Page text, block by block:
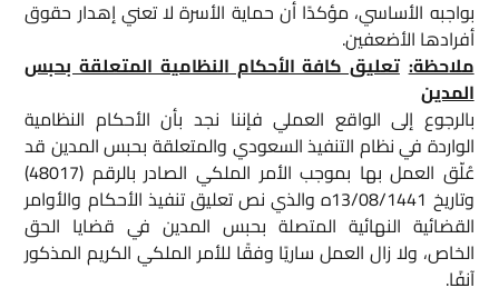
بواجبه الأساسي، مؤكدًا أن حماية الأسرة لا تعني إهدار حقوق
أفرادها الأضعفين.
ملاحظة: تعليق كافة الأحكام النظامية المتعلقة بحبس
المدين
بالرجوع إلى الواقع العملي فإننا نجد بأن الأحكام النظامية
الواردة في نظام التنفيذ السعودي والمتعلقة بحبس المدين قد
عُلّق العمل بها بموجب الأمر الملكي الصادر بالرقم (48017)
وتاريخ 13/08/1441ه والذي نص تعليق تنفيذ الأحكام والأوامر
القضائية النهائية المتصلة بحبس المدين في قضايا الحق
الخاص، ولا زال العمل ساريًا وفقًا للأمر الملكي الكريم المذكور
آنفًا.